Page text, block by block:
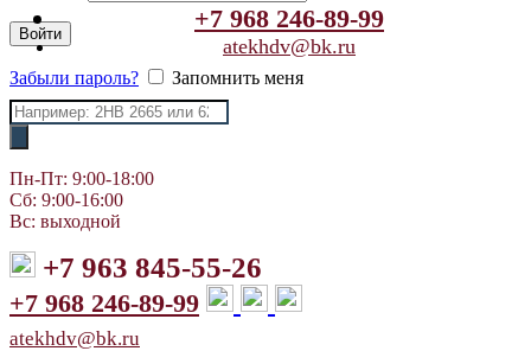
Войти
Забыли пароль? Запомнить меня
+7 968 246-89-99
atekhdv@bk.ru
Поиск
товаров
Пн-Пт: 9:00-18:00
Сб: 9:00-16:00
Вс: выходной
+7 963 845-55-26
+7 968 246-89-99
atekhdv@bk.ru